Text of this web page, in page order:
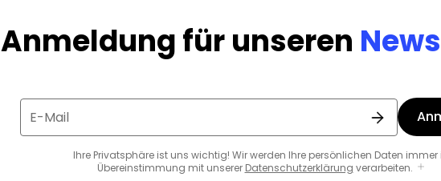
Anmeldung für unseren
E-Mail
Ihre Privatsphäre ist uns wichtig! Wir werden Ihre persönlichen Daten immer
Übereinstimmung mit unserer Datenschutzerklärung verarbeiten.